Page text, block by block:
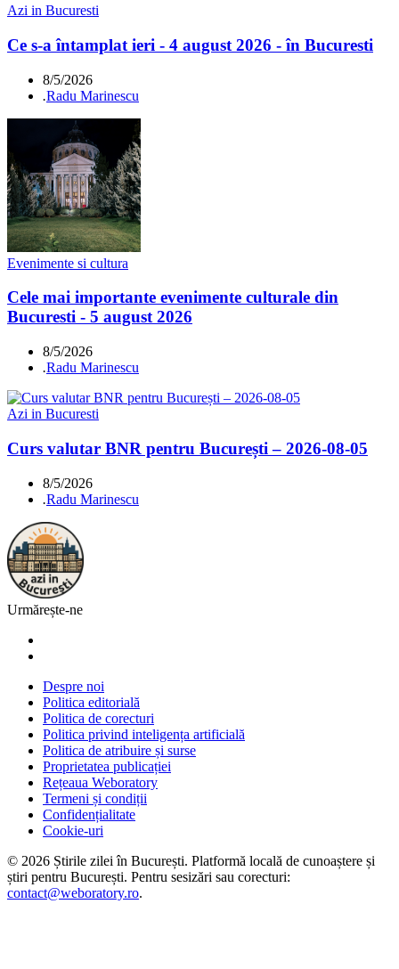
Azi in Bucuresti
Ce s-a întamplat ieri - 4 august 2026 - în Bucuresti
8/5/2026
.Radu Marinescu
Evenimente si cultura
Cele mai importante evenimente culturale din
Bucuresti - 5 august 2026
8/5/2026
.Radu Marinescu
Azi in Bucuresti
Curs valutar BNR pentru București – 2026-08-05
8/5/2026
.Radu Marinescu
Urmărește-ne
Despre noi
Politica editorială
Politica de corecturi
Politica privind inteligența artificială
Politica de atribuire și surse
Proprietatea publicației
Rețeaua Weboratory
Termeni și condiții
Confidențialitate
Cookie-uri
© 2026 Știrile zilei în București. Platformă locală de cunoaștere și
știri pentru București. Pentru sesizări sau corecturi:
contact@weboratory.ro.